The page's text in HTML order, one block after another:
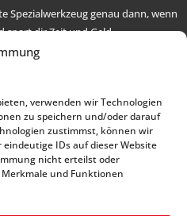
verwenden wir Technologien
zu speichern und/oder darauf
zustimmst, können wir
IDs auf dieser Website
nicht erteilst oder
und Funktionen
Spezialwerkzeug genau dann, wenn
spart dir Zeit und Geld.
bleibe
Laufenden